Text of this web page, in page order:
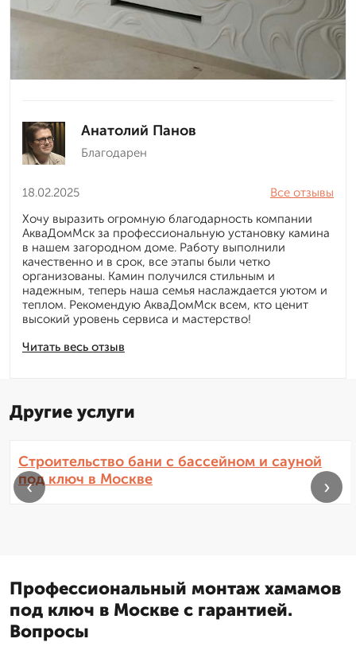
Анатолий Панов
Благодарен
18.02.2025
Читать весь отзыв
Все отзывы
Хочу выразить огромную благодарность компании
АкваДомМск за профессиональную установку камина
в нашем загородном доме. Работу выполнили
качественно и в срок, все этапы были четко
организованы. Камин получился стильным и
надежным, теперь наша семья наслаждается уютом и
теплом. Рекомендую АкваДомМск всем, кто ценит
высокий уровень сервиса и мастерство!
Другие услуги
Строительство бани с бассейном и сауной
под ключ в Москве
‹ ›
Профессиональный монтаж хамамов
под ключ в Москве с гарантией.
Вопросы